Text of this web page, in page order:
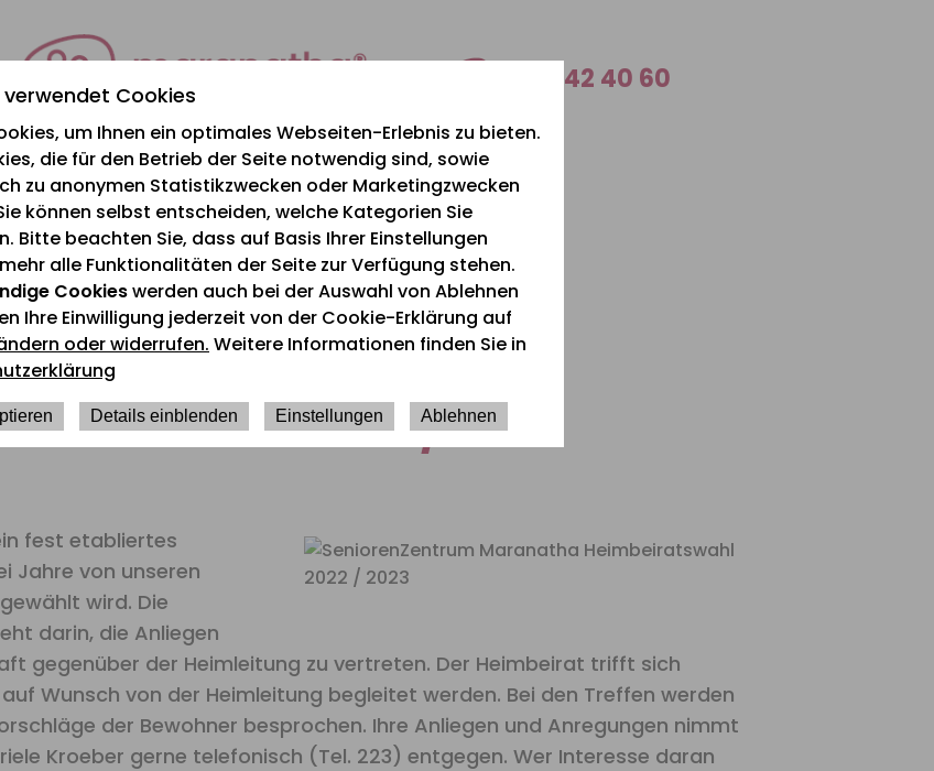
Cookies
um Ihnen ein optimales Webseiten-Erlebnis zu bieten.
die für den Betrieb der Seite notwendig sind, sowie
zu anonymen Statistikzwecken oder Marketingzwecken
können selbst entscheiden, welche Kategorien Sie
Bitte beachten Sie, dass auf Basis Ihrer Einstellungen
alle Funktionalitäten der Seite zur Verfügung stehen.
Cookieswerden auch bei der Auswahl von Ablehnen
Ihre Einwilligung jederzeit von der Cookie-Erklärung auf
oder widerrufen. Weitere Informationen finden Sie in
Details einblenden Einstellungen Ablehnen
0 26 42 40 60
2022 / 2023
fest etabliertes
Jahre von unseren
wird. Die
darin, die Anliegen
gegenüber der Heimleitung zu vertreten. Der Heimbeirat trifft sich
Wunsch von der Heimleitung begleitet werden. Bei den Treffen werden
der Bewohner besprochen. Ihre Anliegen und Anregungen nimmt
Kroeber gerne telefonisch (Tel. 223) entgegen. Wer Interesse daran